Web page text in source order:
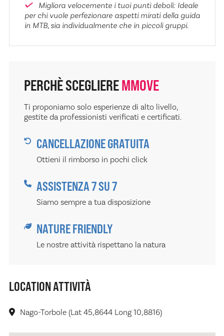
Migliora velocemente i tuoi punti deboli: Ideale
per chi vuole perfezionare aspetti mirati della guida
in MTB, sia individualmente che in piccoli gruppi.
PERCHÈ SCEGLIEREMMOVE
Ti proponiamo solo esperienze di alto livello,
gestite da professionisti verificati e certificati.
CANCELLAZIONE GRATUITA
Ottieni il rimborso in pochi click
ASSISTENZA 7 SU 7
Siamo sempre a tua disposizione
NATURE FRIENDLY
Le nostre attività rispettano la natura
LOCATION ATTIVITÀ
Nago-Torbole (Lat 45,8644 Long 10,8816)